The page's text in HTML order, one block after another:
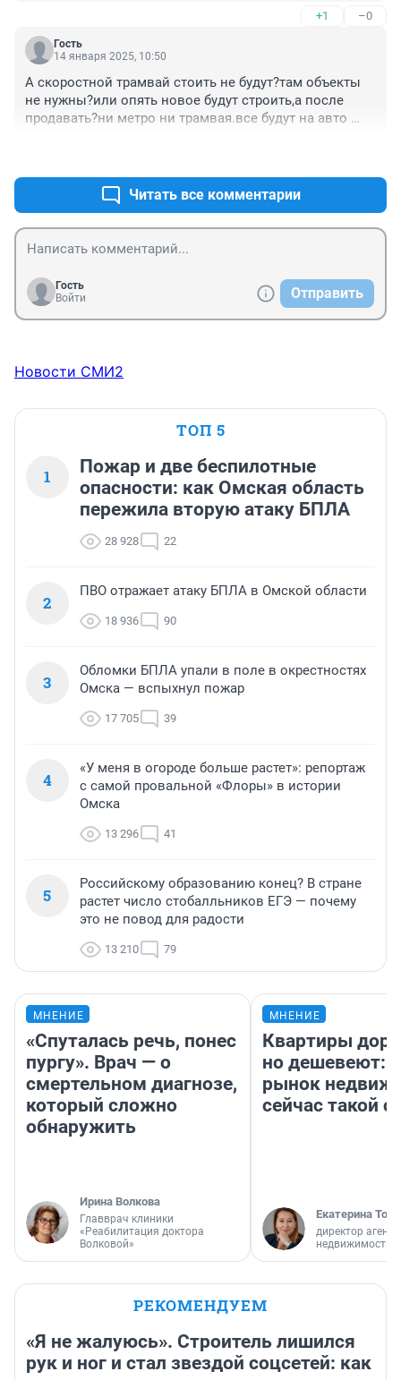
+1 –0
Гость
14 января 2025, 10:50
А скоростной трамвай стоить не будут?там объекты
не нужны?или опять новое будут строить,а после
продавать?ни метро ни трамвая.все будут на авто
Читать все комментарии
Гость
Войти
Отправить
Новости СМИ2
ТОП 5
1
Пожар и две беспилотные
опасности: как Омская область
пережила вторую атаку БПЛА
28 928 22
2
ПВО отражает атаку БПЛА в Омской области
18 936 90
3
Обломки БПЛА упали в поле в окрестностях
Омска — вспыхнул пожар
17 705 39
4
«У меня в огороде больше растет»: репортаж
с самой провальной «Флоры» в истории
Омска
13 296 41
5
Российскому образованию конец? В стране
растет число стобалльников ЕГЭ — почему
это не повод для радости
13 210 79
МНЕНИЕ
«Спуталась речь, понес
пургу». Врач — о
смертельном диагнозе,
который сложно
обнаружить
Ирина Волкова
Главврач клиники
«Реабилитация доктора
Волковой»
МНЕНИЕ
Квартиры
но дешевеют:
рынок
сейчас такой
Екатерина
директор
недвижимости
РЕКОМЕНДУЕМ
«Я не жалуюсь». Строитель лишился
рук и ног и стал звездой соцсетей: как